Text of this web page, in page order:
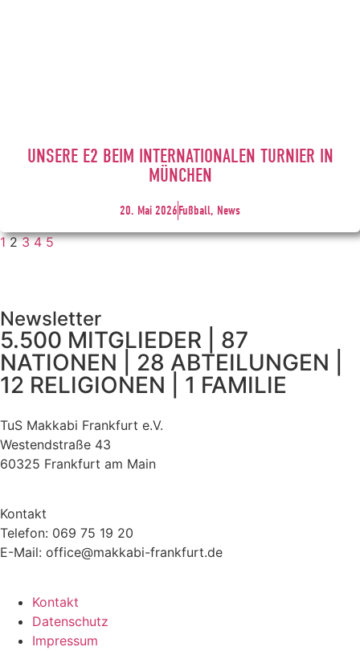
UNSERE E2 BEIM INTERNATIONALEN TURNIER IN
MÜNCHEN
20. Mai 2026Fußball, News
1 2 3 4 5
Newsletter
5.500 MITGLIEDER | 87
NATIONEN | 28 ABTEILUNGEN |
12 RELIGIONEN | 1 FAMILIE
TuS Makkabi Frankfurt e.V.
Westendstraße 43
60325 Frankfurt am Main
Kontakt
Telefon: 069 75 19 20
E-Mail: office@makkabi-frankfurt.de
Kontakt
Datenschutz
Impressum